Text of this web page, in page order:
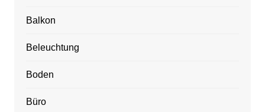
Balkon
Beleuchtung
Boden
Büro